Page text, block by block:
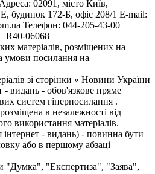
02091, місто Київ,
172-Б, офіс 208/1 E-mail:
Телефон: 044-205-43-00
R40-06068
матеріалів, розміщених на
умови посилання на
зі сторінки « Новини України
- видань - обов'язкове пряме
систем гіперпосилання .
в незалежності від
використання матеріалів.
інтернет - видань) - повинна бути
або в першому абзаці
"Думка", "Експертиза", "Заява",